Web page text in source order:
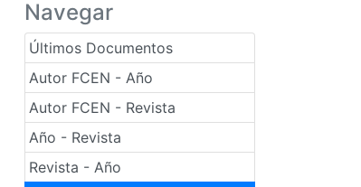
Navegar
Últimos Documentos
Autor FCEN - Año
Autor FCEN - Revista
Año - Revista
Revista - Año